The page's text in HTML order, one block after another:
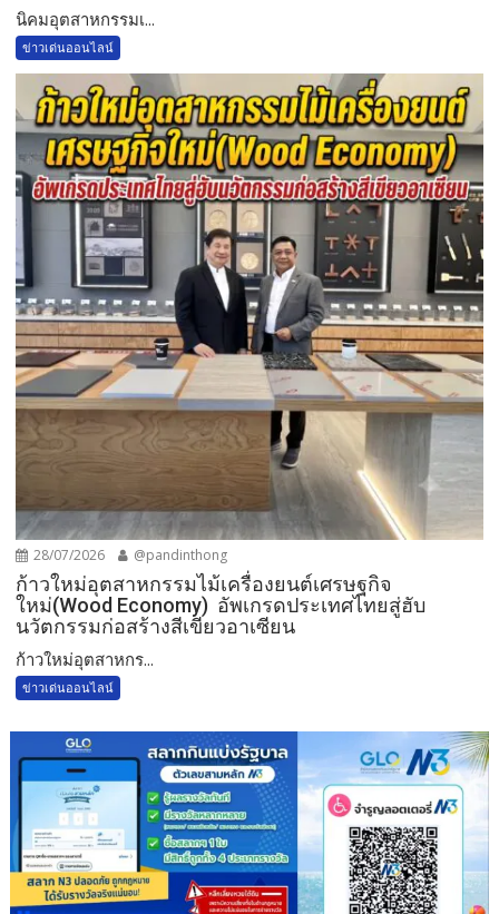
​นิคมอุตสาหกรรมเ...
ข่าวเด่นออนไลน์
28/07/2026 @pandinthong
ก้าวใหม่อุตสาหกรรมไม้เครื่องยนต์เศรษฐกิจ
ใหม่(Wood Economy) อัพเกรดประเทศไทยสู่ฮับ
นวัตกรรมก่อสร้างสีเขียวอาเซียน
ก้าวใหม่อุตสาหกร...
ข่าวเด่นออนไลน์